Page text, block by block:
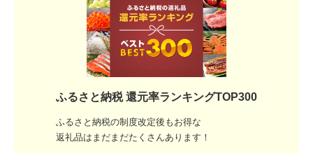
ふるさと納税 還元率ランキングTOP300
ふるさと納税の制度改定後もお得な
返礼品はまだまだたくさんあります！